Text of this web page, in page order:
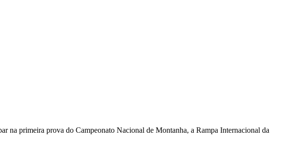
na primeira prova do Campeonato Nacional de Montanha, a Rampa Internacional da